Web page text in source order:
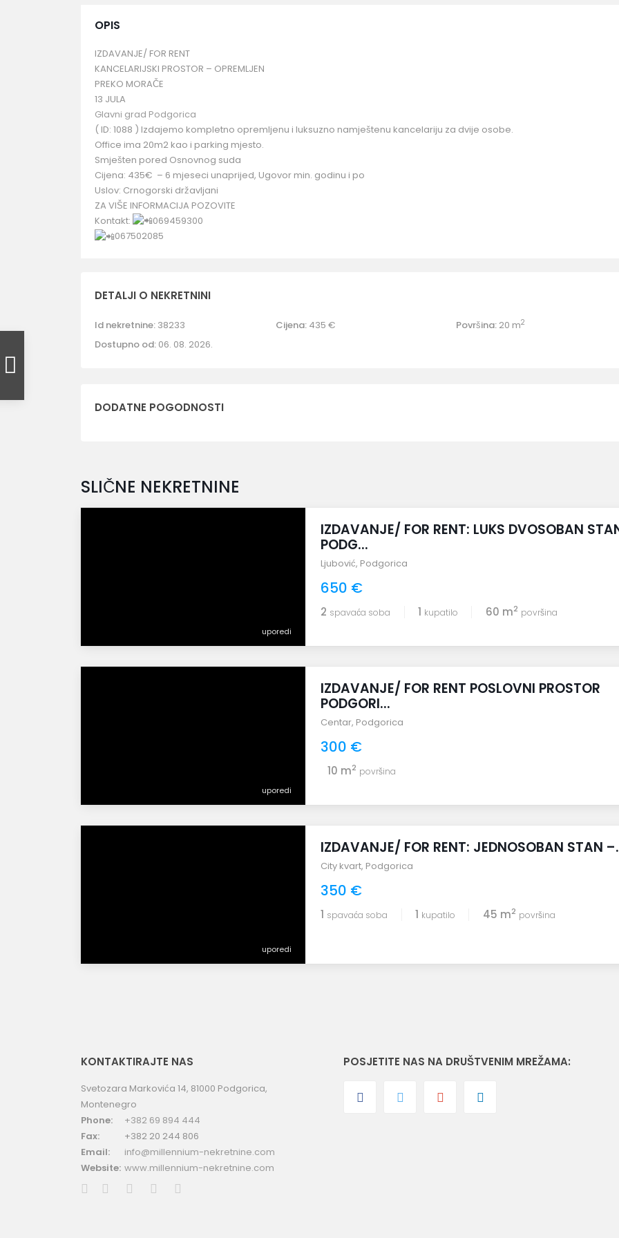
OPIS
IZDAVANJE/ FOR RENT
KANCELARIJSKI PROSTOR – OPREMLJEN
PREKO MORAČE
13 JULA
Glavni grad Podgorica
( ID: 1088 ) Izdajemo kompletno opremljenu i luksuzno namještenu kancelariju za dvije osobe.
Office ima 20m2 kao i parking mjesto.
Smješten pored Osnovnog suda
Cijena: 435€ – 6 mjeseci unaprijed, Ugovor min. godinu i po
Uslov: Crnogorski državljani
ZA VIŠE INFORMACIJA POZOVITE
Kontakt:
069459300
067502085
DETALJI O NEKRETNINI
Id nekretnine: 38233 Cijena: 435 € Površina: 20 m2
Dostupno od: 06. 08. 2026.
DODATNE POGODNOSTI
SLIČNE NEKRETNINE
uporedi
IZDAVANJE/ FOR RENT: LUKS DVOSOBAN
PODG...
Ljubović, Podgorica
650 €
2 spavaća soba 1 kupatilo 60 m2 površina
uporedi
IZDAVANJE/ FOR RENT POSLOVNI PROSTOR
PODGORI...
Centar, Podgorica
300 €
10 m2 površina
uporedi
IZDAVANJE/ FOR RENT: JEDNOSOBAN STAN
City kvart, Podgorica
350 €
1 spavaća soba 1 kupatilo 45 m2 površina
KONTAKTIRAJTE NAS
Svetozara Markovića 14, 81000 Podgorica,
Montenegro
Phone:
+382 69 894 444
Fax:
+382 20 244 806
Email:
info@millennium-nekretnine.com
Website: www.millennium-nekretnine.com
POSJETITE NAS NA DRUŠTVENIM MREŽAMA: